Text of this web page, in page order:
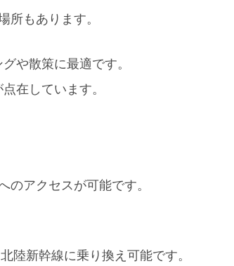
所もあります。
や散策に最適です。
在しています。
アクセスが可能です。
陸新幹線に乗り換え可能です。